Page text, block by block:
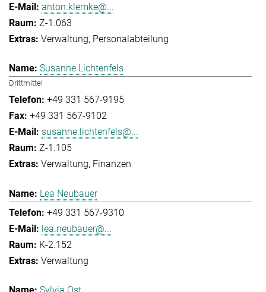
anton.klemke@...
Z-1.063
Verwaltung Personalabteilung
Susanne Lichtenfels
Drittmittel
+49 331 567-9195
+49 331 567-9102
susanne.lichtenfels@...
Z-1.105
Verwaltung Finanzen
Lea Neubauer
+49 331 567-9310
lea.neubauer@...
K-2.152
Verwaltung